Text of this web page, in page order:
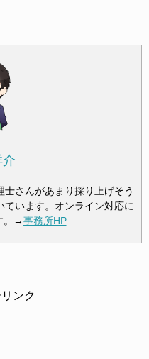
さんがあまり採り上げそう
ています。オンライン対応に
。→事務所HP
ンク